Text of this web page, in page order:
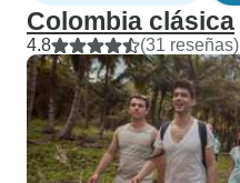
Colombia clásica
4.8 (31 reseñas)